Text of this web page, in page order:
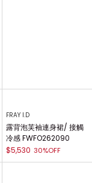
FRAY I.D
露背泡芙袖連身裙/ 接觸
冷感 FWFO262090
$5,530 30%OFF